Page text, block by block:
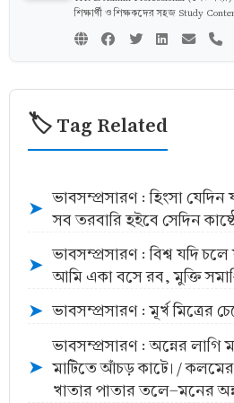
শিক্ষার্থী ও শিক্ষকদের সহজ Study
🏷️ Tag Related
➤
ভাবসম্প্রসারণ : হিংসা যেদিন
সব তরবারি হইবে সেদিন
➤
ভাবসম্প্রসারণ : বিশ্ব যদি
আমি একা বসে রব, মুক্তি
➤ ভাবসম্প্রসারণ : মূর্খ মিত্রের
➤
ভাবসম্প্রসারণ : অন্নের লাগি
মাটিতে আঁচড় কাটে। /
খাতার পাতার তলে-মনের